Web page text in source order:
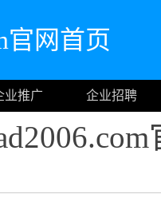
官网首页
业推广 企业招聘